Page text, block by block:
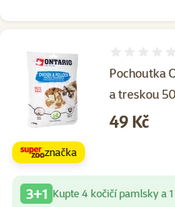
Pochoutka
a treskou
Hodnocení
Cena
49 Kč
značka
3+1 Kupte 4 kočičí pamlsky a